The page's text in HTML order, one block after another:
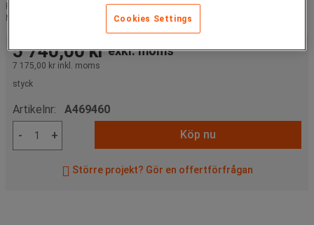
RAL nummer :
Maximal last (kg) :
5 740,00 krexkl. moms
7 175,00 kr inkl. moms
styck
Artikelnr: A469460
-
+ Köp nu
Större projekt? Gör en offertförfrågan
Cookies Settings